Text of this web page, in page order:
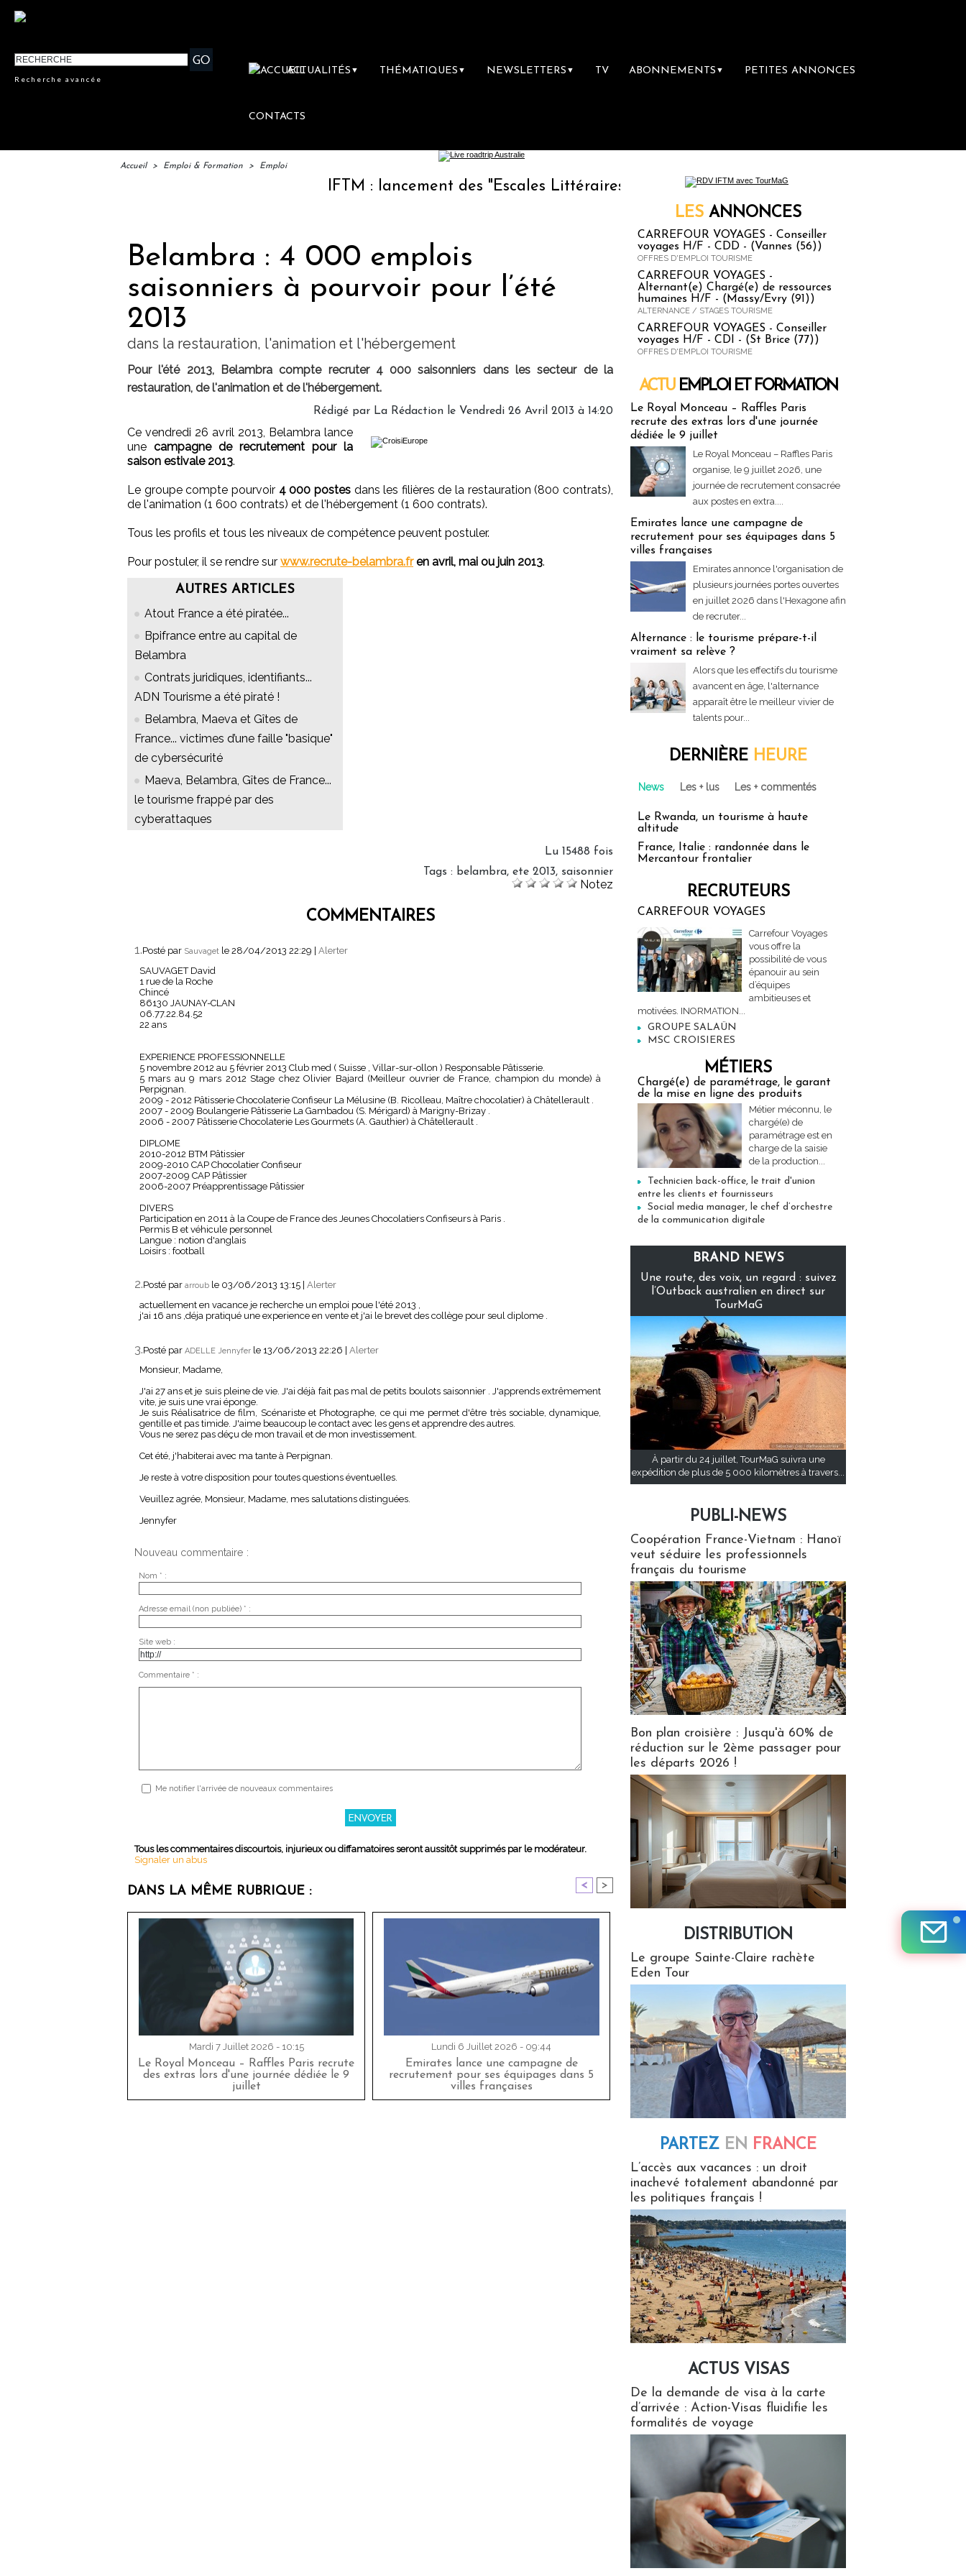
Recherche avancée
ACTUALITÉS ▼ THÉMATIQUES ▼ NEWSLETTERS ▼ TV ABONNEMENTS ▼ PETITES ANNONCES
CONTACTS
Accueil > Emploi & Formation > Emploi
IFTM : lancement des "Escales Littéraires", la première librairie du voyage
Belambra : 4 000 emplois
saisonniers à pourvoir pour l’été
2013
dans la restauration, l'animation et l'hébergement
Pour l'été 2013, Belambra compte recruter 4 000 saisonniers dans les secteur de la
restauration, de l'animation et de l'hébergement.
Rédigé par La Rédaction le Vendredi 26 Avril 2013 à 14:20
Ce vendredi 26 avril 2013, Belambra lance
une campagne de recrutement pour la
saison estivale 2013.
Le groupe compte pourvoir 4 000 postesdans les filières de la restauration (800 contrats),
de l'animation (1 600 contrats) et de l'hébergement (1 600 contrats).
Tous les profils et tous les niveaux de compétence peuvent postuler.
Pour postuler, il se rendre sur www.recrute-belambra.fr en avril, mai ou juin 2013.
AUTRES ARTICLES
Atout France a été piratée...
Bpifrance entre au capital de
Belambra
Contrats juridiques, identifiants...
ADN Tourisme a été piraté !
Belambra, Maeva et Gîtes de
France... victimes d’une faille "basique"
de cybersécurité
Maeva, Belambra, Gîtes de France...
le tourisme frappé par des
cyberattaques
Lu 15488 fois
Tags : belambra, ete 2013, saisonnier
Notez
COMMENTAIRES
1.Posté par Sauvaget le 28/04/2013 22:29
Alerter
SAUVAGET David
1 rue de la Roche
Chincé
86130 JAUNAY-CLAN
06.77.22.84.52
22 ans
EXPERIENCE PROFESSIONNELLE
5 novembre 2012 au 5 février 2013 Club med ( Suisse , Villar-sur-ollon ) Responsable Pâtisserie.
5 mars au 9 mars 2012 Stage chez Olivier Bajard (Meilleur ouvrier de France, champion du monde) à
Perpignan.
2009 - 2012 Pâtisserie Chocolaterie Confiseur La Mélusine (B. Ricolleau, Maître chocolatier) à Châtellerault .
2007 - 2009 Boulangerie Pâtisserie La Gambadou (S. Mérigard) à Marigny-Brizay .
2006 - 2007 Pâtisserie Chocolaterie Les Gourmets (A. Gauthier) à Châtellerault .
DIPLOME
2010-2012 BTM Pâtissier
2009-2010 CAP Chocolatier Confiseur
2007-2009 CAP Pâtissier
2006-2007 Préapprentissage Pâtissier
DIVERS
Participation en 2011 à la Coupe de France des Jeunes Chocolatiers Confiseurs à Paris .
Permis B et véhicule personnel
Langue : notion d'anglais
Loisirs : football
2.Posté par arroub le 03/06/2013 13:15 Alerter
actuellement en vacance je recherche un emploi poue l'été 2013 ,
j'ai 16 ans ,déja pratiqué une experience en vente et j'ai le brevet des collège pour seul diplome .
3.Posté par ADELLE Jennyfer le 13/06/2013 22:26 | Alerter
Monsieur, Madame,
J'ai 27 ans et je suis pleine de vie. J'ai déjà fait pas mal de petits boulots saisonnier . J'apprends extrêmement
vite, je suis une vrai éponge.
Je suis Réalisatrice de film, Scénariste et Photographe, ce qui me permet d'être très sociable, dynamique,
gentille et pas timide. J'aime beaucoup le contact avec les gens et apprendre des autres.
Vous ne serez pas déçu de mon travail et de mon investissement.
Cet été, j'habiterai avec ma tante à Perpignan.
Je reste à votre disposition pour toutes questions éventuelles.
Veuillez agrée, Monsieur, Madame, mes salutations distinguées.
Jennyfer
Nouveau commentaire :
Nom * :
Adresse email (non publiée) * :
Site web :
Commentaire * :
Me notifier l'arrivée de nouveaux commentaires
Tous les commentaires discourtois, injurieux ou diffamatoires seront aussitôt supprimés par le modérateur.
Signaler un abus
DANS LA MÊME RUBRIQUE : < >
Mardi 7 Juillet 2026 - 10:15
Le Royal Monceau – Raffles Paris recrute
des extras lors d'une journée dédiée le 9
juillet
Lundi 6 Juillet 2026 - 09:44
Emirates lance une campagne de
recrutement pour ses équipages dans 5
villes françaises
LES ANNONCES
CARREFOUR VOYAGES - Conseiller
voyages H/F - CDD - (Vannes (56))
OFFRES D'EMPLOI TOURISME
CARREFOUR VOYAGES -
Alternant(e) Chargé(e) de ressources
humaines H/F - (Massy/Evry (91))
ALTERNANCE / STAGES TOURISME
CARREFOUR VOYAGES - Conseiller
voyages H/F - CDI - (St Brice (77))
OFFRES D'EMPLOI TOURISME
ACTU EMPLOI ET FORMATION
Le Royal Monceau – Raffles Paris
recrute des extras lors d'une journée
dédiée le 9 juillet
Le Royal Monceau – Raffles Paris
organise, le 9 juillet 2026, une
journée de recrutement consacrée
aux postes en extra....
Emirates lance une campagne de
recrutement pour ses équipages dans 5
villes françaises
Emirates annonce l'organisation de
plusieurs journées portes ouvertes
en juillet 2026 dans l'Hexagone afin
de recruter...
Alternance : le tourisme prépare-t-il
vraiment sa relève ?
Alors que les effectifs du tourisme
avancent en âge, l'alternance
apparaît être le meilleur vivier de
talents pour...
DERNIÈRE HEURE
News Les + lus Les + commentés
Le Rwanda, un tourisme à haute
altitude
France, Italie : randonnée dans le
Mercantour frontalier
RECRUTEURS
CARREFOUR VOYAGES
Carrefour Voyages
vous offre la
possibilité de vous
épanouir au sein
d’équipes
ambitieuses et
motivées. INORMATION...
GROUPE SALAÜN
MSC CROISIERES
MÉTIERS
Chargé(e) de paramétrage, le garant
de la mise en ligne des produits
Métier méconnu, le
chargé(e) de
paramétrage est en
charge de la saisie
de la production...
Technicien back-office, le trait d'union
entre les clients et fournisseurs
Social media manager, le chef d’orchestre
de la communication digitale
BRAND NEWS
Une route, des voix, un regard : suivez
l’Outback australien en direct sur
TourMaG
À partir du 24 juillet, TourMaG suivra une
expédition de plus de 5 000 kilomètres à travers...
PUBLI-NEWS
Coopération France-Vietnam : Hanoï
veut séduire les professionnels
français du tourisme
Bon plan croisière : Jusqu'à 60% de
réduction sur le 2ème passager pour
les départs 2026 !
DISTRIBUTION
Le groupe Sainte-Claire rachète
Eden Tour
PARTEZ EN FRANCE
L’accès aux vacances : un droit
inachevé totalement abandonné par
les politiques français !
ACTUS VISAS
De la demande de visa à la carte
d’arrivée : Action-Visas fluidifie les
formalités de voyage